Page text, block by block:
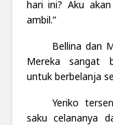
hari ini? Aku
ambil.”
Bellina dan
Mereka sangat
untuk berbelanja
Yeriko
saku celananya